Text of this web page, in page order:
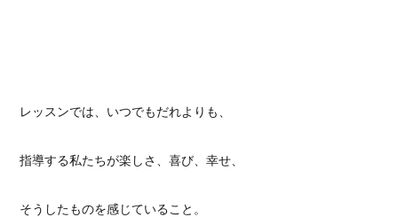
レッスンでは、いつでもだれよりも、
指導する私たちが楽しさ、喜び、幸せ、
そうしたものを感じていること。